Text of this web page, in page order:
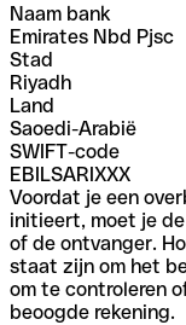
Naam bank
Emirates Nbd Pjsc
Stad
Riyadh
Land
Saoedi-Arabië
SWIFT-code
EBILSARIXXX
Voordat je een
initieert, moet je
of de ontvanger.
staat zijn om het
om te controleren
beoogde rekening.